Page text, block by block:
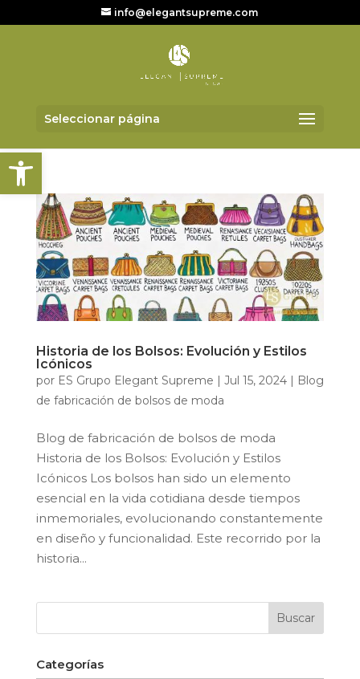
Abrir barra de herramientas
info@elegantsupreme.com
Seleccionar página
Historia de los Bolsos: Evolución y Estilos
Icónicos
por ES Grupo Elegant Supreme | Jul 15, 2024| Blog
de fabricación de bolsos de moda
Blog de fabricación de bolsos de moda
Historia de los Bolsos: Evolución y Estilos
Icónicos Los bolsos han sido un elemento
esencial en la vida cotidiana desde tiempos
inmemoriales, evolucionando constantemente
en diseño y funcionalidad. Este recorrido por la
historia...
Categorías